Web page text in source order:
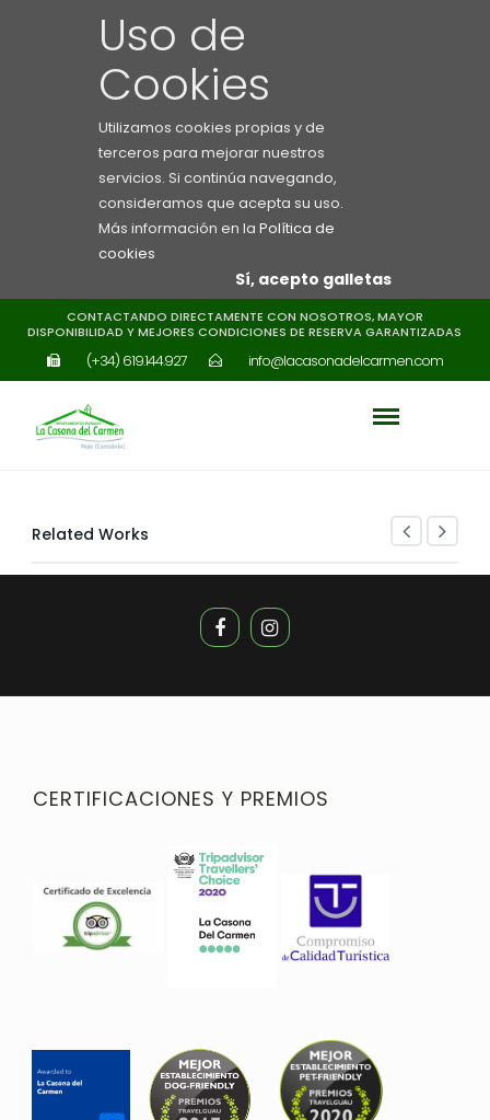
Uso de
Cookies
Utilizamos cookies propias y de
terceros para mejorar nuestros
servicios. Si continúa navegando,
consideramos que acepta su uso.
Más información en la Política de
cookies
Sí, acepto galletas
CONTACTANDO DIRECTAMENTE CON NOSOTROS, MAYOR
DISPONIBILIDAD Y MEJORES CONDICIONES DE RESERVA GARANTIZADAS
(+34) 619.144.927 info@lacasonadelcarmen.com
Related Works
CERTIFICACIONES Y PREMIOS